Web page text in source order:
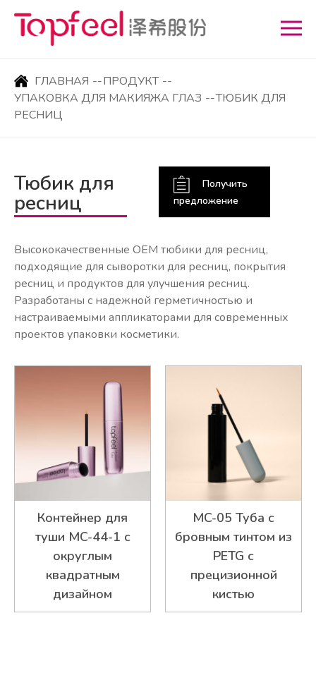
ГЛАВНАЯ --ПРОДУКТ --
УПАКОВКА ДЛЯ МАКИЯЖА ГЛАЗ --ТЮБИК ДЛЯ
РЕСНИЦ
Тюбик для
ресниц
Получить
предложение
Высококачественные OEM тюбики для ресниц,
подходящие для сыворотки для ресниц, покрытия
ресниц и продуктов для улучшения ресниц.
Разработаны с надежной герметичностью и
настраиваемыми аппликаторами для современных
проектов упаковки косметики.
Контейнер для
туши MC-44-1 с
округлым
квадратным
дизайном
MC-05 Туба с
бровным тинтом из
PETG с
прецизионной
кистью